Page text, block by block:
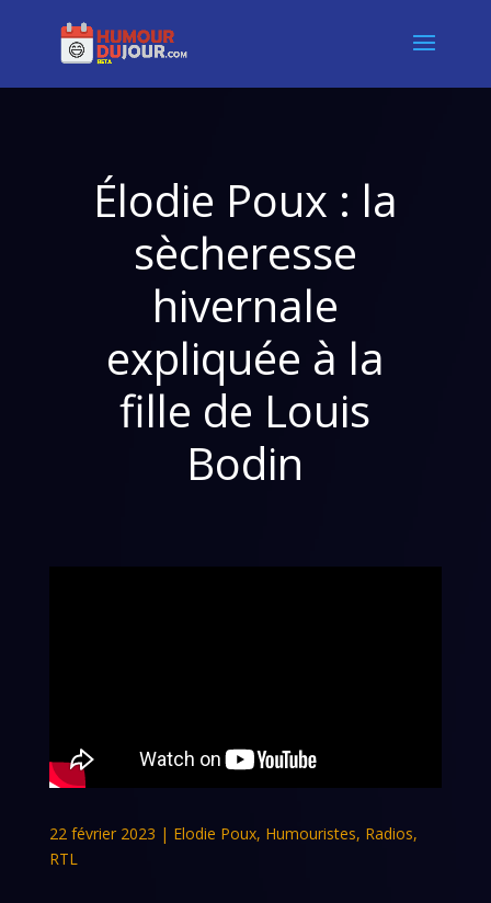
Élodie Poux : la
sècheresse
hivernale
expliquée à la
fille de Louis
Bodin
22 février 2023 | Elodie Poux, Humouristes, Radios,
RTL